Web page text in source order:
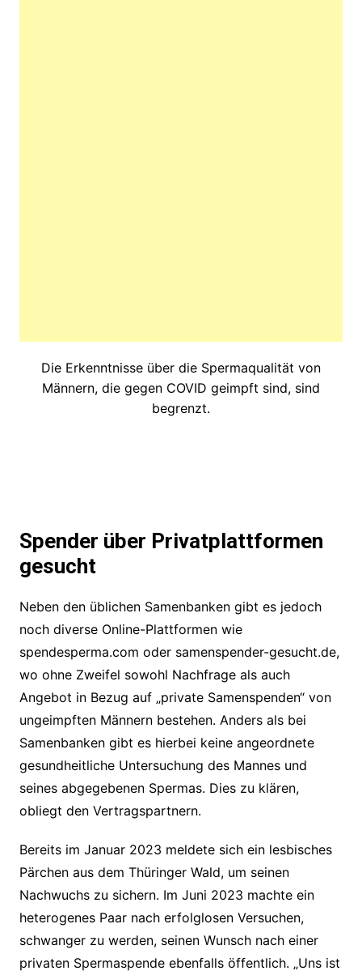
Die Erkenntnisse über die Spermaqualität von
Männern, die gegen COVID geimpft sind, sind
begrenzt.
Spender über Privatplattformen
gesucht
Neben den üblichen Samenbanken gibt es jedoch
noch diverse Online-Plattformen wie
spendesperma.com oder samenspender-gesucht.de,
wo ohne Zweifel sowohl Nachfrage als auch
Angebot in Bezug auf „private Samenspenden“ von
ungeimpften Männern bestehen. Anders als bei
Samenbanken gibt es hierbei keine angeordnete
gesundheitliche Untersuchung des Mannes und
seines abgegebenen Spermas. Dies zu klären,
obliegt den Vertragspartnern.
Bereits im Januar 2023 meldete sich ein lesbisches
Pärchen aus dem Thüringer Wald, um seinen
Nachwuchs zu sichern. Im Juni 2023 machte ein
heterogenes Paar nach erfolglosen Versuchen,
schwanger zu werden, seinen Wunsch nach einer
privaten Spermaspende ebenfalls öffentlich. „Uns ist